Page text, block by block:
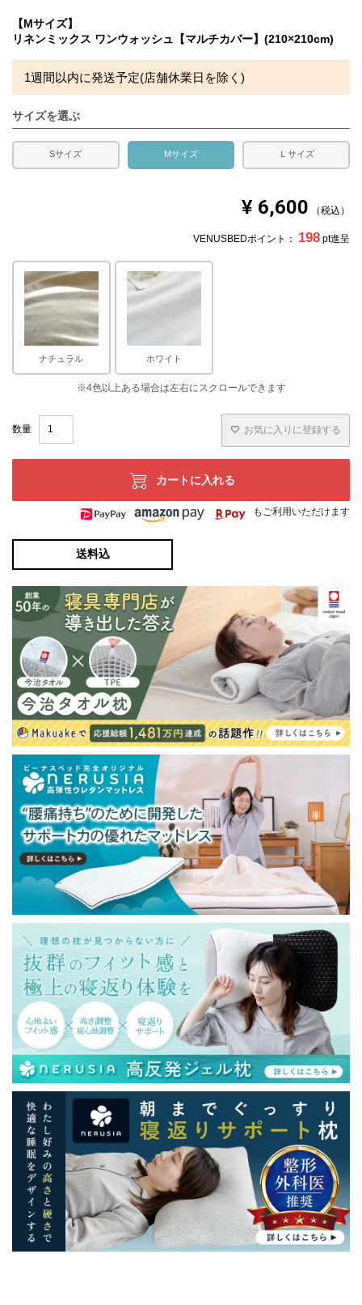
【Mサイズ】
リネンミックス ワンウォッシュ【マルチカバー】(210×210cm)
1週間以内に発送予定(店舗休業日を除く)
サイズを選ぶ
Sサイズ Mサイズ Ｌサイズ
¥ 6,600 税込
VENUSBEDポイント： 198 pt進呈
ナチュラル ホワイト
お気に入りに登録する
カートに入れる
もご利用いただけます
送料込